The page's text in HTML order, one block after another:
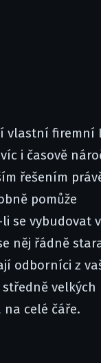
vlastní firemní
i časově
řešením
pomůže
se vybudovat
něj řádně
odborníci z
velkých
na celé čáře.